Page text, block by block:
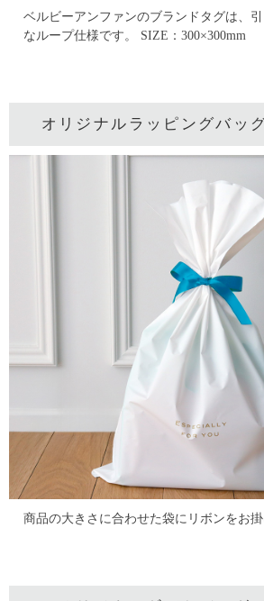
ベルビーアンファンのブランドタグは、
なループ仕様です。
SIZE：300×300mm
オリジナルラッピングバッ
商品の大きさに合わせた袋にリボンをお掛